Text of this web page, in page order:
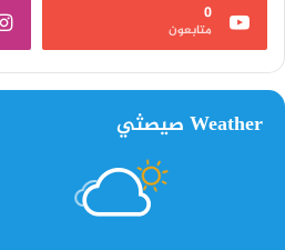
0
متابعون
Weather صيصثي